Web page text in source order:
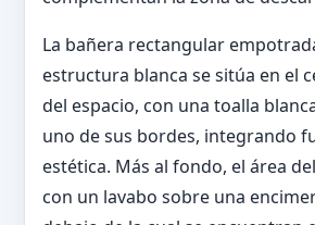
La bañera rectangular
estructura blanca se sitúa en el
del espacio, con una toalla
uno de sus bordes, integrando
estética. Más al fondo, el área
con un lavabo sobre una